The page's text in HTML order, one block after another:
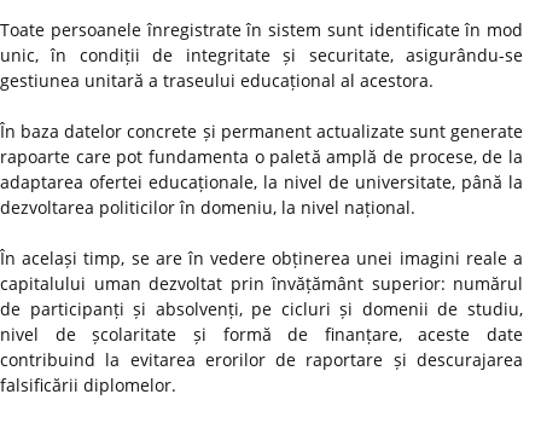
Toate persoanele înregistrate în sistem sunt identificate în mod
unic, în condiții de integritate și securitate, asigurându-se
gestiunea unitară a traseului educațional al acestora.
În baza datelor concrete și permanent actualizate sunt generate
rapoarte care pot fundamenta o paletă amplă de procese, de la
adaptarea ofertei educaționale, la nivel de universitate, până la
dezvoltarea politicilor în domeniu, la nivel național.
În același timp, se are în vedere obținerea unei imagini reale a
capitalului uman dezvoltat prin învățământ superior: numărul
de participanți și absolvenți, pe cicluri și domenii de studiu,
nivel de școlaritate și formă de finanțare, aceste date
contribuind la evitarea erorilor de raportare și descurajarea
falsificării diplomelor.